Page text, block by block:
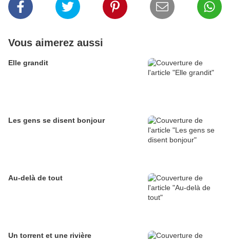
Vous aimerez aussi
Elle grandit
Les gens se disent bonjour
Au-delà de tout
Un torrent et une rivière